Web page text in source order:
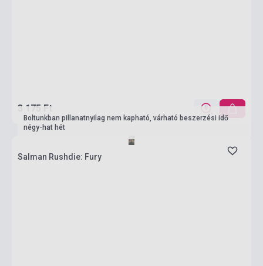
3 175 Ft
Boltunkban pillanatnyilag nem kapható, várható beszerzési idő
négy-hat hét
Salman Rushdie: Fury